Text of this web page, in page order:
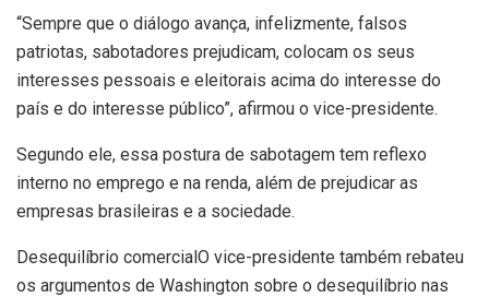
“Sempre que o diálogo avança, infelizmente, falsos
patriotas, sabotadores prejudicam, colocam os seus
interesses pessoais e eleitorais acima do interesse do
país e do interesse público”, afirmou o vice-presidente.
Segundo ele, essa postura de sabotagem tem reflexo
interno no emprego e na renda, além de prejudicar as
empresas brasileiras e a sociedade.
Desequilíbrio comercialO vice-presidente também rebateu
os argumentos de Washington sobre o desequilíbrio nas